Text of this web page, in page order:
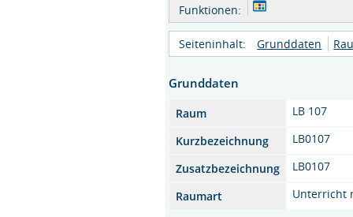
Funktionen:
Seiteninhalt: Grunddaten
Grunddaten
Raum
LB 107
Kurzbezeichnung
LB0107
Zusatzbezeichnung
LB0107
Raumart
Unterricht